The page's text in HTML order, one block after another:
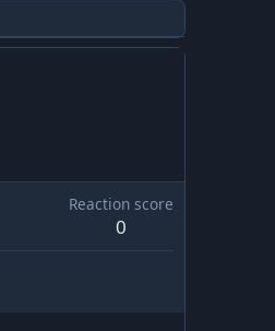
Reaction score
0